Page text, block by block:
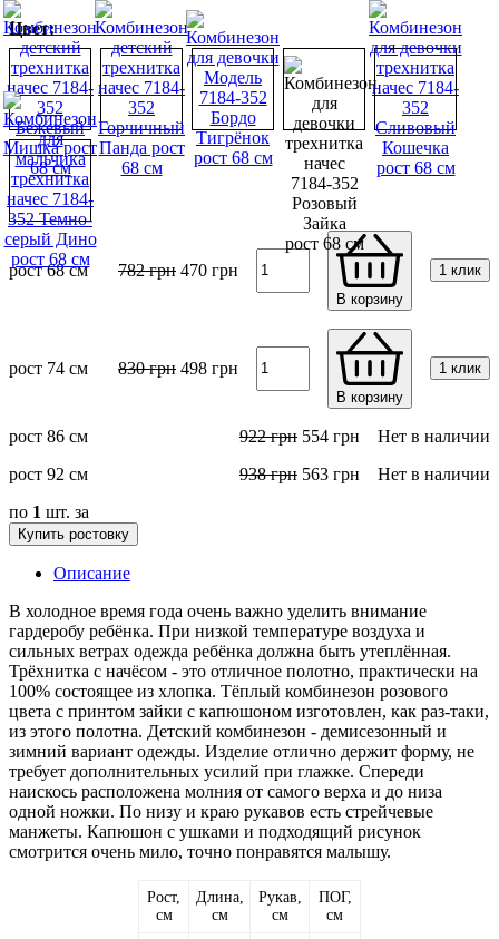
Цвет:
рост 68 см 782грн 470 грн
В корзину
1 клик
рост 74 см 830грн 498 грн
В корзину
1 клик
рост 86 см 922грн 554 грн
Нет в наличии
рост 92 см
938грн 563 грн
Нет в наличии
по 1 шт. за
Купить ростовку
Описание
В холодное время года очень важно уделить внимание
гардеробу ребёнка. При низкой температуре воздуха и
сильных ветрах одежда ребёнка должна быть утеплённая.
Трёхнитка с начёсом - это отличное полотно, практически на
100% состоящее из хлопка. Тёплый комбинезон розового
цвета с принтом зайки с капюшоном изготовлен, как раз-таки,
из этого полотна. Детский комбинезон - демисезонный и
зимний вариант одежды. Изделие отлично держит форму, не
требует дополнительных усилий при глажке. Спереди
наискось расположена молния от самого верха и до низа
одной ножки. По низу и краю рукавов есть стрейчевые
манжеты. Капюшон с ушками и подходящий рисунок
смотрится очень мило, точно понравятся малышу.
Рост,
см
Длина,
см
Рукав,
см
ПОГ,
см